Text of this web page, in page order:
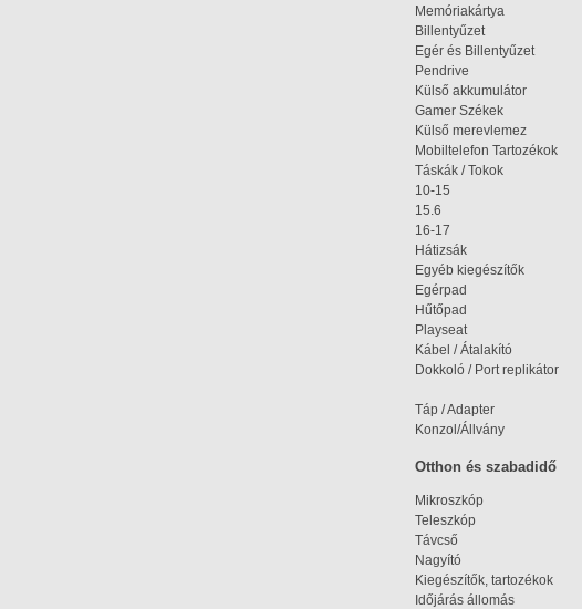
Memóriakártya
Billentyűzet
Egér és Billentyűzet
Pendrive
Külső akkumulátor
Gamer Székek
Külső merevlemez
Mobiltelefon Tartozékok
Táskák / Tokok
10-15
15.6
16-17
Hátizsák
Egyéb kiegészítők
Egérpad
Hűtőpad
Playseat
Kábel / Átalakító
Dokkoló / Port replikátor
Táp / Adapter
Konzol/Állvány
Otthon és szabadidő
Mikroszkóp
Teleszkóp
Távcső
Nagyító
Kiegészítők, tartozékok
Időjárás állomás